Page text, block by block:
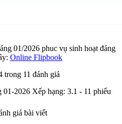
01/2026 phuc vụ sinh hoạt đảng
Online Flipbook
trong 11 đánh giá
01-2026 Xếp hạng: 3.1 - 11 phiếu
giá bài viết